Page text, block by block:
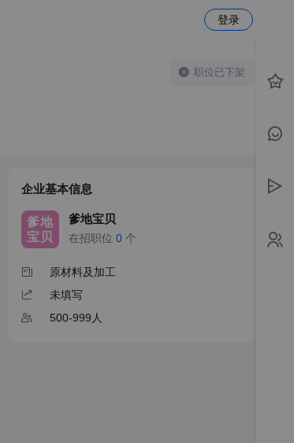
登录
职位已下架
企业基本信息
爹地
宝贝
爹地宝贝
在招职位 0 个
原材料及加工
未填写
500-999人